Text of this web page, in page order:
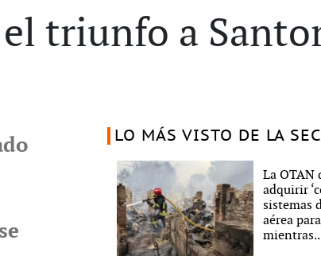
triunfo a
LO MÁS VISTO DE LA
La OTAN
adquirir
sistemas
aérea